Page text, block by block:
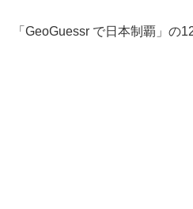
「GeoGuessr で日本制覇」の